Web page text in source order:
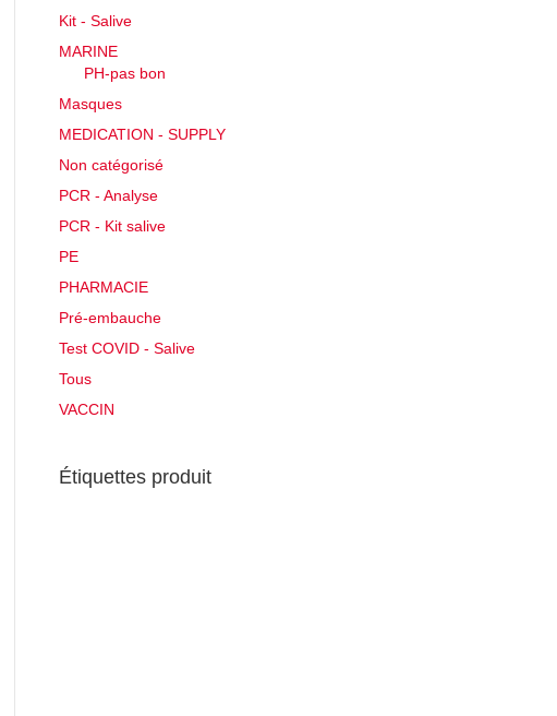
Kit - Salive
MARINE
PH-pas bon
Masques
MEDICATION - SUPPLY
Non catégorisé
PCR - Analyse
PCR - Kit salive
PE
PHARMACIE
Pré-embauche
Test COVID - Salive
Tous
VACCIN
Étiquettes produit